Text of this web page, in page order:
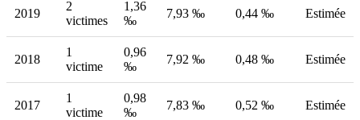
2019
2
victimes
1,36
‰
7,93 ‰ 0,44 ‰ Estimée
2018
1
victime
0,96
‰
7,92 ‰ 0,48 ‰ Estimée
2017
1
victime
0,98
‰
7,83 ‰ 0,52 ‰ Estimée